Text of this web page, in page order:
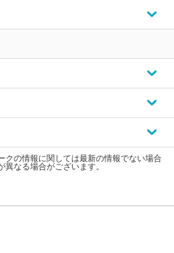
の情報に関しては最新の情報でない場合
なる場合がございます。